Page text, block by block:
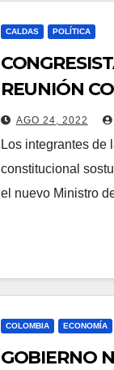
CALDAS POLÍTICA
REUNIÓN
AGO 24, 2022
Los integrantes de
constitucional
el nuevo Ministro
COLOMBIA ECONOMÍA
GOBIERNO